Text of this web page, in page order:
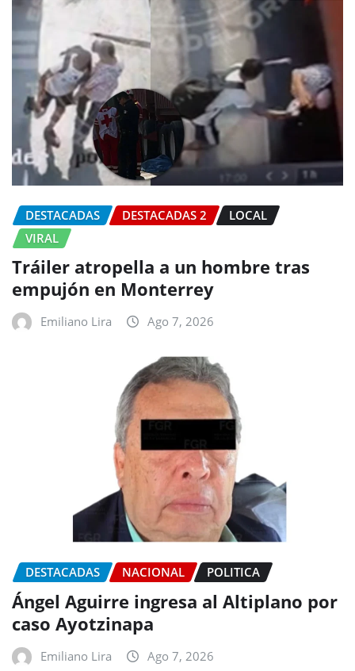
DESTACADAS DESTACADAS 2
LOCAL
VIRAL
Tráiler atropella a un hombre tras
empujón en Monterrey
Emiliano Lira Ago 7, 2026
DESTACADAS NACIONAL POLITICA
Ángel Aguirre ingresa al Altiplano por
caso Ayotzinapa
Emiliano Lira Ago 7, 2026